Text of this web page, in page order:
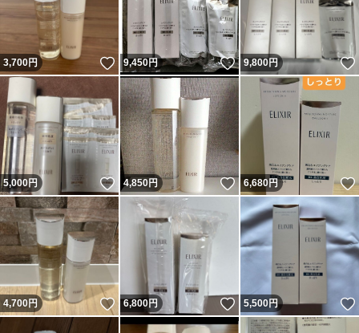
3,700円 いいね！
9,450円 いいね！
9,800円
5,000円 いいね！
4,850円 いいね！
6,680円
4,700円 いいね！
6,800円 いいね！
5,500円